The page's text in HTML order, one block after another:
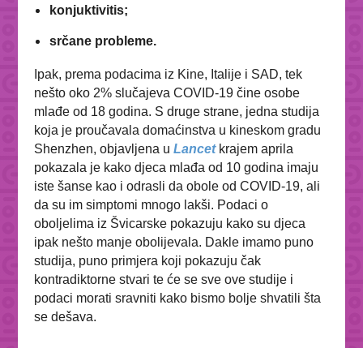
konjuktivitis;
srčane probleme.
Ipak, prema podacima iz Kine, Italije i SAD, tek
nešto oko 2% slučajeva COVID-19 čine osobe
mlađe od 18 godina. S druge strane, jedna studija
koja je proučavala domaćinstva u kineskom gradu
Shenzhen, objavljena uLancet krajem aprila
pokazala je kako djeca mlađa od 10 godina imaju
iste šanse kao i odrasli da obole od COVID-19, ali
da su im simptomi mnogo lakši. Podaci o
oboljelima iz Švicarske pokazuju kako su djeca
ipak nešto manje obolijevala. Dakle imamo puno
studija, puno primjera koji pokazuju čak
kontradiktorne stvari te će se sve ove studije i
podaci morati sravniti kako bismo bolje shvatili šta
se dešava.